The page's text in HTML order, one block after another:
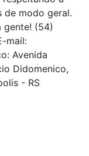
de modo geral.
gente! (54)
mail:
Avenida
Didomenico,
- RS